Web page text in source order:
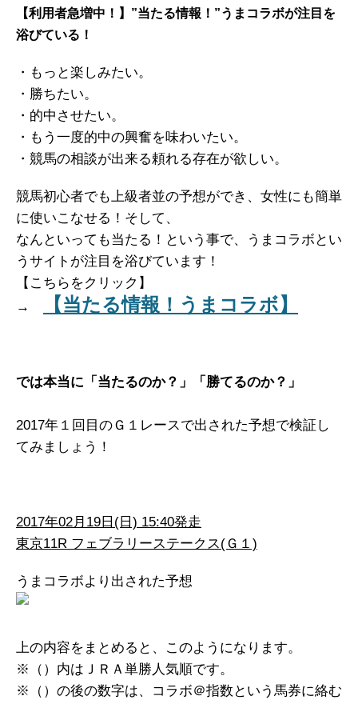
【利用者急増中！】”当たる情報！”うまコラボが注目を
浴びている！
・もっと楽しみたい。
・勝ちたい。
・的中させたい。
・もう一度的中の興奮を味わいたい。
・競馬の相談が出来る頼れる存在が欲しい。
競馬初心者でも上級者並の予想ができ、女性にも簡単
に使いこなせる！そして、
なんといっても当たる！という事で、うまコラボとい
うサイトが注目を浴びています！
【こちらをクリック】
→
【当たる情報！うまコラボ】
では本当に「当たるのか？」「勝てるのか？」
2017年１回目のＧ１レースで出された予想で検証し
てみましょう！
2017年02月19日(日) 15:40発走
東京11R フェブラリーステークス(Ｇ１)
うまコラボより出された予想
上の内容をまとめると、このようになります。
※（）内はＪＲＡ単勝人気順です。
※（）の後の数字は、コラボ＠指数という馬券に絡む